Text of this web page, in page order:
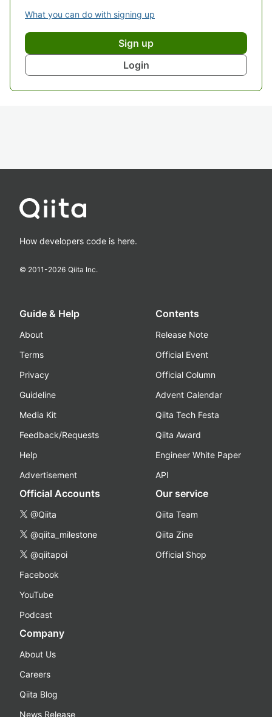
What you can do with signing up
Sign up
Login
How developers code is here.
© 2011-2026 Qiita Inc.
Guide & Help
About
Terms
Privacy
Guideline
Media Kit
Feedback/Requests
Help
Advertisement
Contents
Release Note
Official Event
Official Column
Advent Calendar
Qiita Tech Festa
Qiita Award
Engineer White Paper
API
Official Accounts
@Qiita
@qiita_milestone
@qiitapoi
Facebook
YouTube
Podcast
Our service
Qiita Team
Qiita Zine
Official Shop
Company
About Us
Careers
Qiita Blog
News Release